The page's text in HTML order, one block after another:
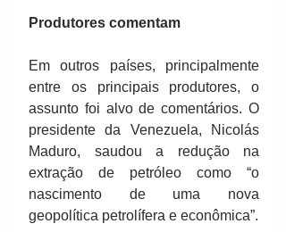
Produtores comentam
Em outros países, principalmente
entre os principais produtores, o
assunto foi alvo de comentários. O
presidente da Venezuela, Nicolás
Maduro, saudou a redução na
extração de petróleo como “o
nascimento de uma nova
geopolítica petrolífera e econômica”.